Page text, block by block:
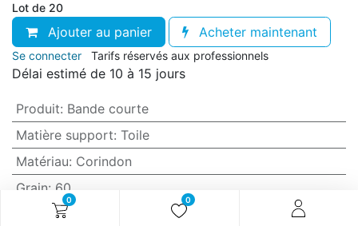
0 0
Lot de 20
Ajouter au panier Acheter maintenant
Se connecter Tarifs réservés aux professionnels
Délai estimé de 10 à 15 jours
Produit: Bande courte
Matière support: Toile
Matériau: Corindon
Grain: 60
Anti-encrassement
Non (standard)